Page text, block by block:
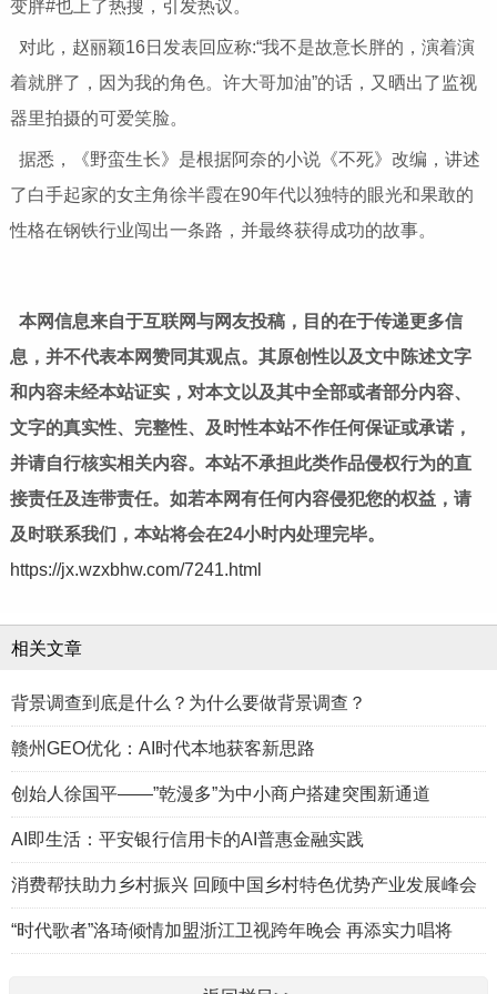
变胖#也上了热搜，引发热议。
对此，赵丽颖16日发表回应称:“我不是故意长胖的，演着演
着就胖了，因为我的角色。许大哥加油”的话，又晒出了监视
器里拍摄的可爱笑脸。
据悉，《野蛮生长》是根据阿奈的小说《不死》改编，讲述
了白手起家的女主角徐半霞在90年代以独特的眼光和果敢的
性格在钢铁行业闯出一条路，并最终获得成功的故事。
本网信息来自于互联网与网友投稿，目的在于传递更多信
息，并不代表本网赞同其观点。其原创性以及文中陈述文字
和内容未经本站证实，对本文以及其中全部或者部分内容、
文字的真实性、完整性、及时性本站不作任何保证或承诺，
并请自行核实相关内容。本站不承担此类作品侵权行为的直
接责任及连带责任。如若本网有任何内容侵犯您的权益，请
及时联系我们，本站将会在24小时内处理完毕。
https://jx.wzxbhw.com/7241.html
相关文章
背景调查到底是什么？为什么要做背景调查？
赣州GEO优化：AI时代本地获客新思路
创始人徐国平——”乾漫多”为中小商户搭建突围新通道
AI即生活：平安银行信用卡的AI普惠金融实践
消费帮扶助力乡村振兴 回顾中国乡村特色优势产业发展峰会
“时代歌者”洛琦倾情加盟浙江卫视跨年晚会 再添实力唱将